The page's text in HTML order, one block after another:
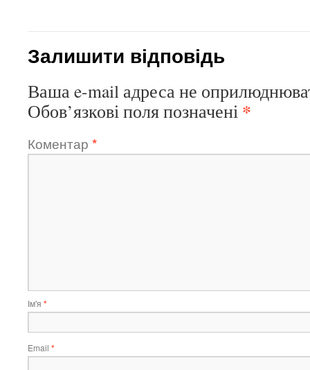
Залишити відповідь
Ваша e-mail адреса не
Обов’язкові поля позначені *
Коментар *
Ім'я *
Email *